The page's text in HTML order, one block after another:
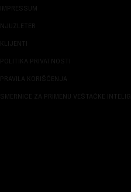
IMPRESSUM
NJUZLETER
KLIJENTI
POLITIKA PRIVATNOSTI
PRAVILA KORIŠĆENJA
SMERNICE ZA PRIMENU VEŠTAČKE